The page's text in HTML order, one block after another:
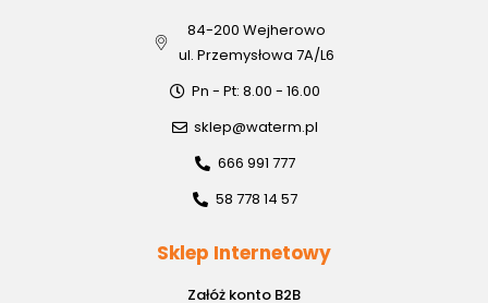
84-200 Wejherowo
ul. Przemysłowa 7A/L6
Pn - Pt: 8.00 - 16.00
sklep@waterm.pl
666 991 777
58 778 14 57
Sklep Internetowy
Załóż konto B2B